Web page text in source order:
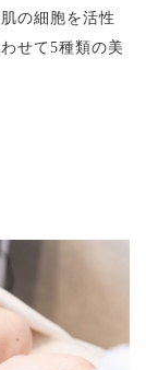
の細胞を活性
せて5種類の美